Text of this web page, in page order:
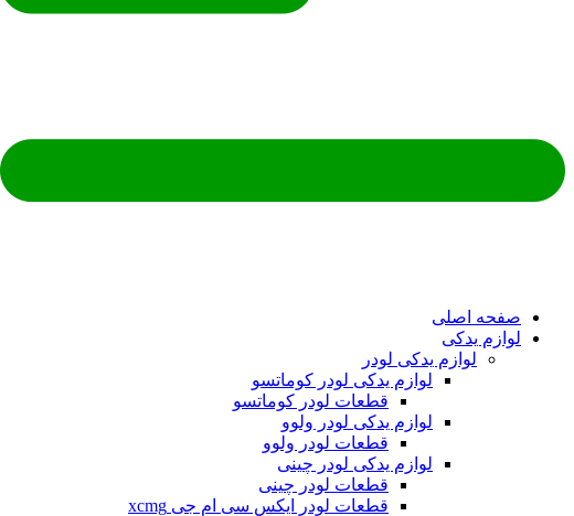
صفحه اصلی
لوازم یدکی
لوازم یدکی لودر
لوازم یدکی لودر کوماتسو
قطعات لودر کوماتسو
لوازم یدکی لودر ولوو
قطعات لودر ولوو
لوازم یدکی لودر چینی
قطعات لودر چینی
قطعات لودر ایکس سی ام جی xcmg